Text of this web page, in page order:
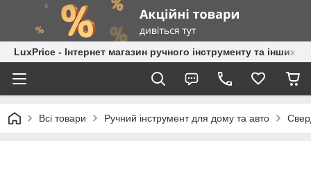
LuxPrice - Інтернет магазин ручного інструменту та інших
Всі товари Ручний інструмент для дому та авто